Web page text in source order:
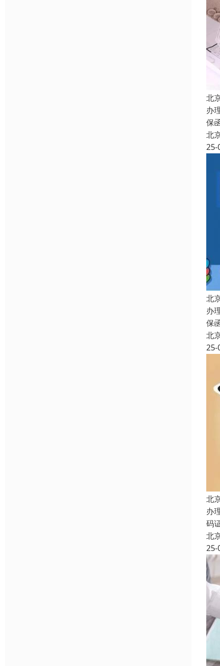
北
办
保
北
25-
北
办
保
北
25-
北
办
码
北
25-